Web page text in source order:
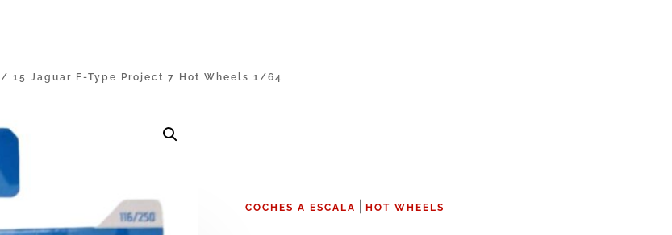
/ 15 Jaguar F-Type Project 7 Hot Wheels 1/64
COCHES A ESCALA HOT WHEELS